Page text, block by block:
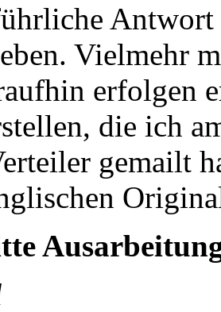
Vielmehr
erfolgen
die ich
gemailt